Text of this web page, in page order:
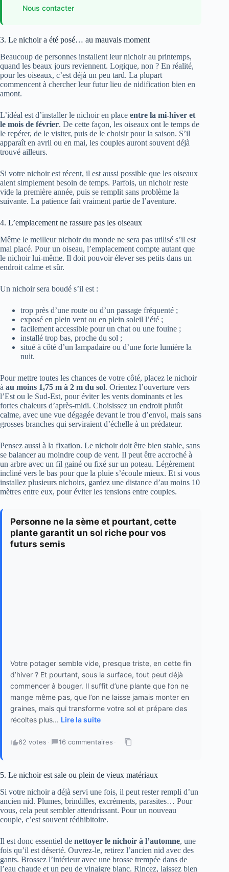
Nous contacter
3. Le nichoir a été posé… au mauvais moment
Beaucoup de personnes installent leur nichoir au printemps,
quand les beaux jours reviennent. Logique, non ? En réalité,
pour les oiseaux, c’est déjà un peu tard. La plupart
commencent à chercher leur futur lieu de nidification bien en
amont.
L’idéal est d’installer le nichoir en place entre la mi-hiver et
le mois de février. De cette façon, les oiseaux ont le temps de
le repérer, de le visiter, puis de le choisir pour la saison. S’il
apparaît en avril ou en mai, les couples auront souvent déjà
trouvé ailleurs.
Si votre nichoir est récent, il est aussi possible que les oiseaux
aient simplement besoin de temps. Parfois, un nichoir reste
vide la première année, puis se remplit sans problème la
suivante. La patience fait vraiment partie de l’aventure.
4. L’emplacement ne rassure pas les oiseaux
Même le meilleur nichoir du monde ne sera pas utilisé s’il est
mal placé. Pour un oiseau, l’emplacement compte autant que
le nichoir lui-même. Il doit pouvoir élever ses petits dans un
endroit calme et sûr.
Un nichoir sera boudé s’il est :
trop près d’une route ou d’un passage fréquenté ;
exposé en plein vent ou en plein soleil l’été ;
facilement accessible pour un chat ou une fouine ;
installé trop bas, proche du sol ;
situé à côté d’un lampadaire ou d’une forte lumière la
nuit.
Pour mettre toutes les chances de votre côté, placez le nichoir
à au moins 1,75 m à 2 m du sol. Orientez l’ouverture vers
l’Est ou le Sud-Est, pour éviter les vents dominants et les
fortes chaleurs d’après-midi. Choisissez un endroit plutôt
calme, avec une vue dégagée devant le trou d’envol, mais sans
grosses branches qui serviraient d’échelle à un prédateur.
Pensez aussi à la fixation. Le nichoir doit être bien stable, sans
se balancer au moindre coup de vent. Il peut être accroché à
un arbre avec un fil gainé ou fixé sur un poteau. Légèrement
incliné vers le bas pour que la pluie s’écoule mieux. Et si vous
installez plusieurs nichoirs, gardez une distance d’au moins 10
mètres entre eux, pour éviter les tensions entre couples.
Personne ne la sème et pourtant, cette
plante garantit un sol riche pour vos
futurs semis
Votre potager semble vide, presque triste, en cette fin
d’hiver ? Et pourtant, sous la surface, tout peut déjà
commencer à bouger. Il suffit d’une plante que l’on ne
mange même pas, que l’on ne laisse jamais monter en
graines, mais qui transforme votre sol et prépare des
récoltes plus... Lire la suite
62 votes · 16 commentaires ·
5. Le nichoir est sale ou plein de vieux matériaux
Si votre nichoir a déjà servi une fois, il peut rester rempli d’un
ancien nid. Plumes, brindilles, excréments, parasites… Pour
vous, cela peut sembler attendrissant. Pour un nouveau
couple, c’est souvent rédhibitoire.
Il est donc essentiel de nettoyer le nichoir à l’automne, une
fois qu’il est déserté. Ouvrez-le, retirez l’ancien nid avec des
gants. Brossez l’intérieur avec une brosse trempée dans de
l’eau chaude et un peu de vinaigre blanc. Rincez, laissez bien